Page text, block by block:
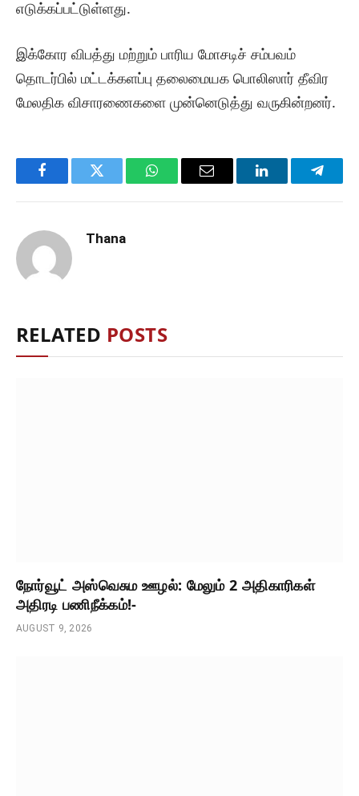
எடுக்கப்பட்டுள்ளது.
இக்கோர விபத்து மற்றும் பாரிய மோசடிச் சம்பவம்
தொடர்பில் மட்டக்களப்பு தலைமையக பொலிஸார் தீவிர
மேலதிக விசாரணைகளை முன்னெடுத்து வருகின்றனர்.
FacebookTwitter WhatsAppEmail LinkedIn
Thana
RELATED POSTS
நோர்வூட் அஸ்வெசும ஊழல்: மேலும் 2 அதிகாரிகள்
அதிரடி பணிநீக்கம்!-
AUGUST 9, 2026